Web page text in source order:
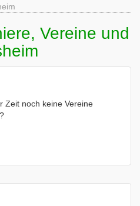
Vereine und
Zeit noch keine Vereine